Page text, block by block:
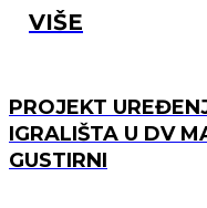
VIŠE
PROJEKT
IGRALIŠTA U DV
GUSTIRNI